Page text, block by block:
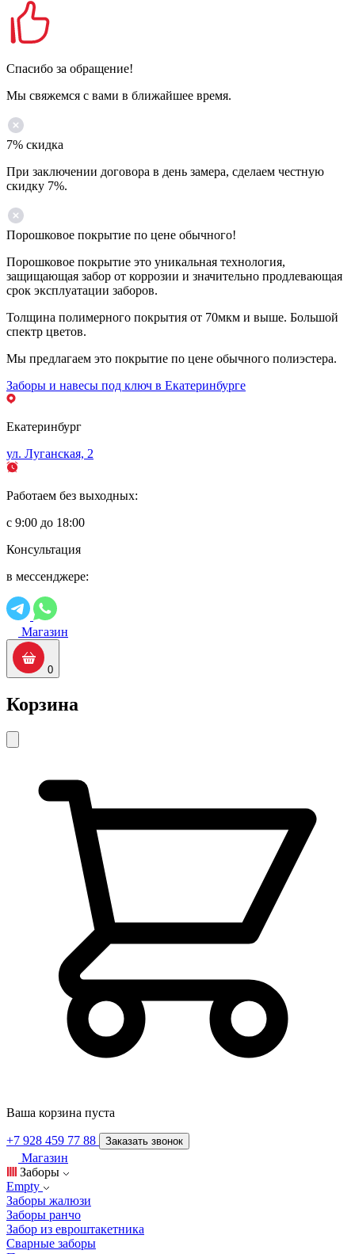
Спасибо за обращение!
Мы свяжемся с вами в ближайшее время.
7% скидка
При заключении договора в день замера, сделаем честную
скидку 7%.
Порошковое покрытие по цене обычного!
Порошковое покрытие это уникальная технология,
защищающая забор от коррозии и значительно продлевающая
срок эксплуатации заборов.
Толщина полимерного покрытия от 70мкм и выше. Большой
спектр цветов.
Мы предлагаем это покрытие по цене обычного полиэстера.
Заборы и навесы под ключ в Екатеринбурге
Екатеринбург
ул. Луганская, 2
Работаем без выходных:
с 9:00 до 18:00
Консультация
в мессенджере:
Магазин
0
Корзина
Ваша корзина пуста
+7 928 459 77 88 Заказать звонок
Магазин
Заборы
Empty
Заборы жалюзи
Заборы ранчо
Забор из евроштакетника
Сварные заборы